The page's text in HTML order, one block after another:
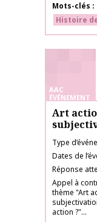
Mots-clés
Histoire
AAC
ÉVÉNEMENT
Art
Type
Dates de
Réponse
Appel à
thème "Art
action ?"...